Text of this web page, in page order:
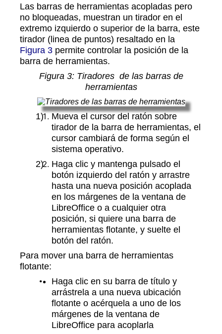
Las barras de herramientas acopladas pero
no bloqueadas, muestran un tirador en el
extremo izquierdo o superior de la barra, este
tirador (linea de puntos) resaltado en la
Figura 3 permite controlar la posición de la
barra de herramientas.
Figura 3: Tiradores de las barras de
herramientas
Mueva el cursor del ratón sobre
tirador de la barra de herramientas, el
cursor cambiará de forma según el
sistema operativo.
Haga clic y mantenga pulsado el
botón izquierdo del ratón y arrastre
hasta una nueva posición acoplada
en los márgenes de la ventana de
LibreOffice o a cualquier otra
posición, si quiere una barra de
herramientas flotante, y suelte el
botón del ratón.
Para mover una barra de herramientas
flotante:
Haga clic en su barra de título y
arrástrela a una nueva ubicación
flotante o acérquela a uno de los
márgenes de la ventana de
LibreOffice para acoplarla